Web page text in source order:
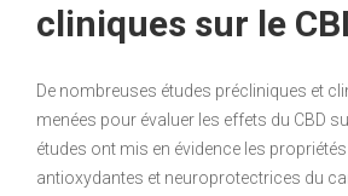
cliniques sur le
De nombreuses études précliniques et
menées pour évaluer les effets du CBD
études ont mis en évidence les
antioxydantes et neuroprotectrices du